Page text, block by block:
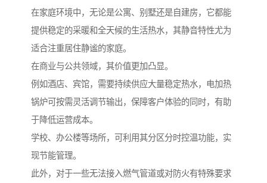
在家庭环境中，无论是公寓、别墅还是自建房，它都能
提供稳定的采暖和全天候的生活热水，其静音特性尤为
适合注重居住静谧的家庭。
在商业与公共领域，其价值更加凸显。
例如酒店、宾馆，需要持续供应大量稳定热水，电加热
锅炉可按需灵活调节输出，保障客户体验的同时，有助
于降低运营成本。
学校、办公楼等场所，可利用其分区分时控温功能，实
现节能管理。
此外，对于一些无法接入燃气管道或对防火有特殊要求